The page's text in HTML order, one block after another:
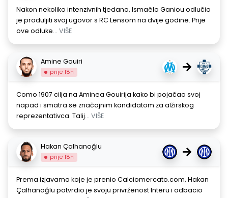
Nakon nekoliko intenzivnih tjedana, Ismaëlo Ganiou odlučio
je produljiti svoj ugovor s RC Lensom na dvije godine. Prije
ove odluke... VIŠE
Amine Gouiri
prije 18h →
Como 1907 cilja na Aminea Gouirija kako bi pojačao svoj
napad i smatra se značajnim kandidatom za alžirskog
reprezentativca. Talij... VIŠE
Hakan Çalhanoğlu
prije 18h →
Prema izjavama koje je prenio Calciomercato.com, Hakan
Çalhanoğlu potvrdio je svoju privrženost Interu i odbacio